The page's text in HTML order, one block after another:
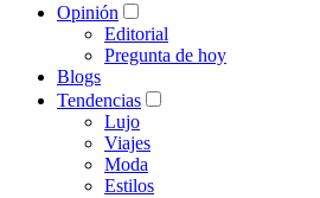
Opinión
Editorial
Pregunta de hoy
Blogs
Tendencias
Lujo
Viajes
Moda
Estilos